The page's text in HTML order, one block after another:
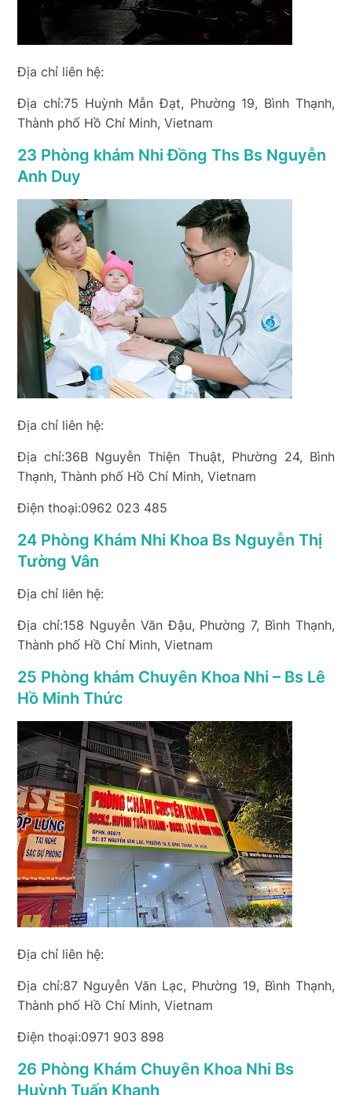
Địa chỉ liên hệ:
Địa chỉ:75 Huỳnh Mẫn Đạt, Phường 19, Bình Thạnh,
Thành phố Hồ Chí Minh, Vietnam
23 Phòng khám Nhi Đồng Ths Bs Nguyễn
Anh Duy
Địa chỉ liên hệ:
Địa chỉ:36B Nguyễn Thiện Thuật, Phường 24, Bình
Thạnh, Thành phố Hồ Chí Minh, Vietnam
Điện thoại:0962 023 485
24 Phòng Khám Nhi Khoa Bs Nguyễn Thị
Tường Vân
Địa chỉ liên hệ:
Địa chỉ:158 Nguyễn Văn Đậu, Phường 7, Bình Thạnh,
Thành phố Hồ Chí Minh, Vietnam
25 Phòng khám Chuyên Khoa Nhi – Bs Lê
Hồ Minh Thức
Địa chỉ liên hệ:
Địa chỉ:87 Nguyễn Văn Lạc, Phường 19, Bình Thạnh,
Thành phố Hồ Chí Minh, Vietnam
Điện thoại:0971 903 898
26 Phòng Khám Chuyên Khoa Nhi Bs
Huỳnh Tuấn Khanh